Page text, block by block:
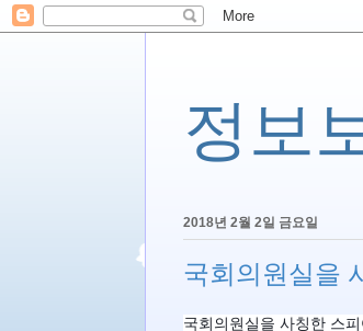
정보
2018년 2월 2일 금요일
국회의원실을
국회의원실을 사칭한 스